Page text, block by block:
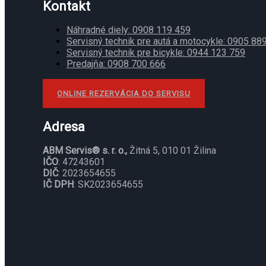
Kontakt
Náhradné diely: 0908 119 459
Servisný technik pre autá a motocykle: 0905
Servisný technik pre bicykle: 0944 123 759
Predajňa: 0908 700 666
ONLINE REZERVÁCIA DO SERVISU
Adresa
ABM Servis® s. r. o., Žitná 5, 010 01 Žilina
IČO: 47243601
DIČ: 2023654655
IČ DPH: SK2023654655